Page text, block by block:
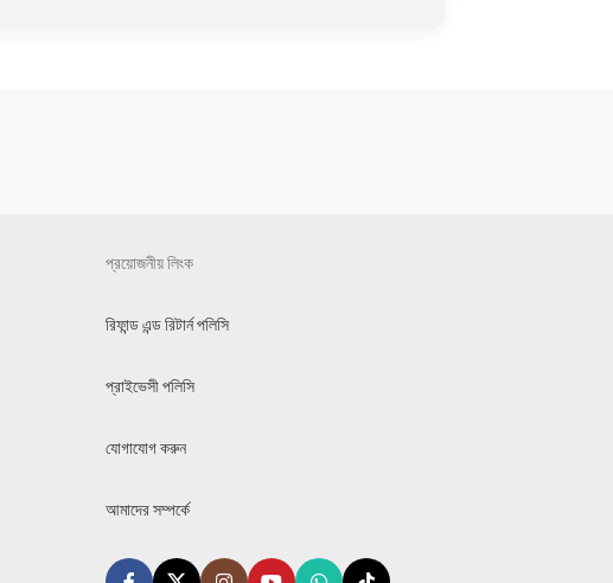
প্রয়োজনীয় লিংক
রিফান্ড এন্ড রিটার্ন পলিসি
প্রাইভেসী পলিসি
যোগাযোগ করুন
আমাদের সম্পর্কে